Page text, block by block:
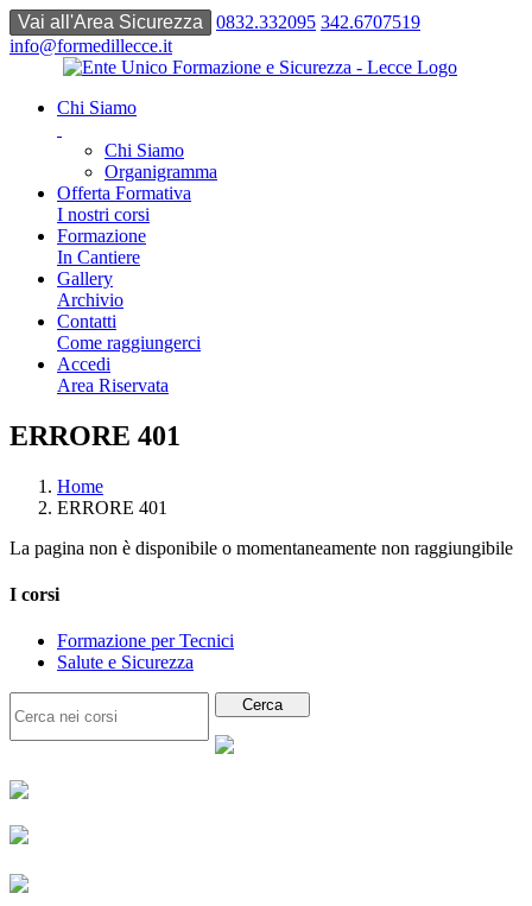
0832.332095 342.6707519
info@formedillecce.it
Chi Siamo
Chi Siamo
Organigramma
Offerta Formativa
I nostri corsi
Formazione
In Cantiere
Gallery
Archivio
Contatti
Come raggiungerci
Accedi
Area Riservata
ERRORE 401
Home
ERRORE 401
La pagina non è disponibile o momentaneamente non raggiungibile
I corsi
Formazione per Tecnici
Salute e Sicurezza